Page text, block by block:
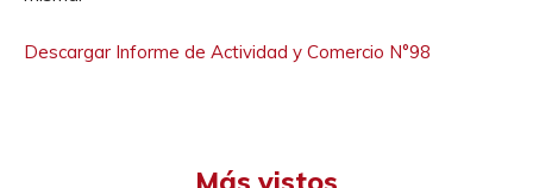
Descargar Informe de Actividad y Comercio N°98